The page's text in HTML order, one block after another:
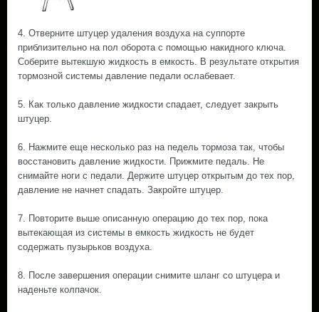
4. Отверните штуцер удаления воздуха на суппорте
приблизительно на пол оборота с помощью накидного ключа.
Соберите вытекшую жидкость в емкость. В результате открытия
тормозной системы давление педали ослабевает.
5. Как только давление жидкости спадает, следует закрыть
штуцер.
6. Нажмите еще несколько раз на педель тормоза так, чтобы
восстановить давление жидкости. Прижмите педаль. Не
снимайте ноги с педали. Держите штуцер открытым до тех пор,
давление не начнет спадать. Закройте штуцер.
7. Повторите выше описанную операцию до тех пор, пока
вытекающая из системы в емкость жидкость не будет
содержать пузырьков воздуха.
8. После завершения операции снимите шланг со штуцера и
наденьте колпачок.